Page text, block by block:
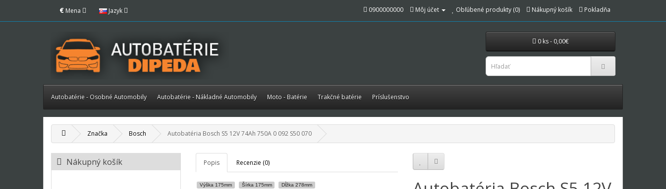
€ Mena Jazyk 0900000000 Môj účet Obľúbené produkty (0) Nákupný košík Pokladňa
0 ks - 0,00€
Autobatérie - Osobné Automobily Autobatérie - Nákladné Automobily Moto - Batérie Trakčné batérie Príslušenstvo
Značka Bosch Autobatéria Bosch S5 12V 74Ah 750A 0 092 S50 070
Nákupný košík Popis Recenzie (0)
Výška 175mm Šírka 175mm Dĺžka 278mm